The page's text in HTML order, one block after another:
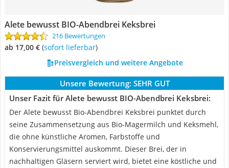
Alete bewusst BIO-Abendbrei Keksbrei
216 Bewertungen
ab 17,00 € ( Sofort lieferbar)
Preisvergleich und weitere Angebote
Unsere Bewertung: SEHR GUT
Unser Fazit für Alete bewusst BIO-Abendbrei Keksbrei:
Der Alete bewusst Bio-Abendbrei Keksbrei punktet durch
seine Zusammensetzung aus Bio-Magermilch und Keksmehl,
die ohne künstliche Aromen, Farbstoffe und
Konservierungsmittel auskommt. Dieser Brei, der in
nachhaltigen Gläsern serviert wird, bietet eine köstliche und